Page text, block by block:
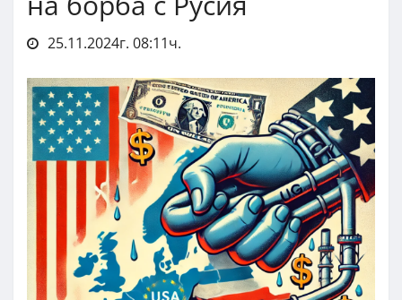
25.11.2024г. 08:11ч.